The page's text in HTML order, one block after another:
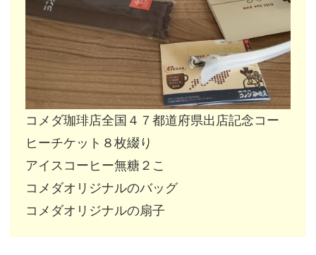
コメダ珈琲店全国４７都道府県出店記念コー
ヒーチケット８枚綴り
アイスコーヒー無糖２こ
コメダオリジナルのバッグ
コメダオリジナルの扇子